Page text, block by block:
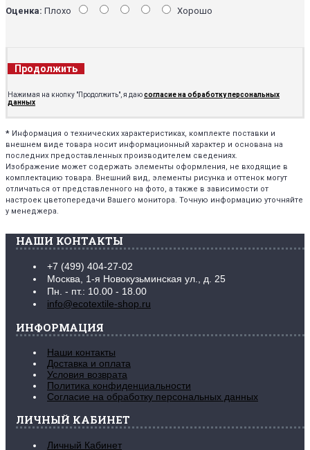
Оценка: Плохо Хорошо
Продолжить
Нажимая на кнопку "Продолжить", я даюсогласие на обработку персональных
данных
* Информация о технических характеристиках, комплекте поставки и
внешнем виде товара носит информационный характер и основана на
последних предоставленных производителем сведениях.
Изображение может содержать элементы оформления, не входящие в
комплектацию товара. Внешний вид, элементы рисунка и оттенок могут
отличаться от представленного на фото, а также в зависимости от
настроек цветопередачи Вашего монитора. Точную информацию уточняйте
у менеджера.
НАШИ КОНТАКТЫ
+7 (499) 404-27-02
Москва, 1-я Новокузьминская ул., д. 25
Пн. - пт.: 10.00 - 18.00
info@ecotextile-shop.ru
ИНФОРМАЦИЯ
Наши контакты
Доставка и оплата
Условия возврата
Политика конфиденциальности
Согласие на обработку персональных данных
ЛИЧНЫЙ КАБИНЕТ
Личный Кабинет